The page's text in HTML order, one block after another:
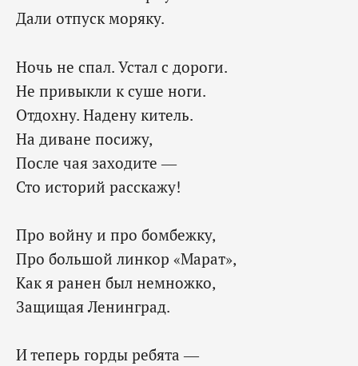
Дали отпуск моряку.
Ночь не спал. Устал с дороги.
Не привыкли к суше ноги.
Отдохну. Надену китель.
На диване посижу,
После чая заходите —
Сто историй расскажу!
Про войну и про бомбежку,
Про большой линкор «Марат»,
Как я ранен был немножко,
Защищая Ленинград.
И теперь горды ребята —